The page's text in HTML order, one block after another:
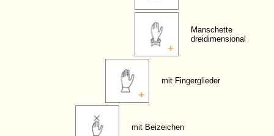
Manschette
dreidimensional
mit Fingerglieder
mit Beizeichen